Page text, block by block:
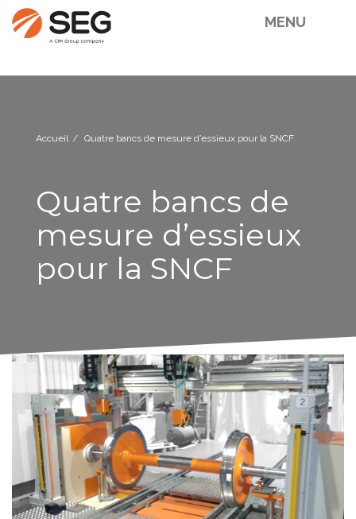
MENU
Accueil Quatre bancs de mesure d’essieux pour la SNCF
Quatre bancs de
mesure d’essieux
pour la SNCF